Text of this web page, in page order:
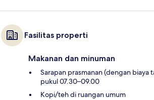
Fasilitas properti
Makanan dan minuman
Sarapan prasmanan (dengan biaya
pukul 07.30–09.00
Kopi/teh di ruangan umum